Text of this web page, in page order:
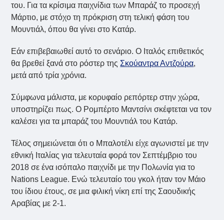
του. Για τα κρίσιμα παιχνίδια των Μπαράζ το προσεχή
Μάρτιο, με στόχο τη πρόκριση στη τελική φάση του
Μουντιάλ, όπου θα γίνει στο Κατάρ.
Εάν επιβεβαιωθεί αυτό το σενάριο. Ο Ιταλός επιθετικός
θα βρεθεί ξανά στο ρόστερ της Σκούαντρα Αντζούρα,
μετά από τρία χρόνια.
Σύμφωνα μάλιστα, με κορυφαίο ρεπόρτερ στην χώρα,
υποστηρίζει πως. Ο Ρομπέρτο Μαντσίνι σκέφτεται να τον
καλέσει για τα μπαράζ του Μουντιάλ του Κατάρ.
Τέλος σημειώνεται ότι ο Μπαλοτέλι είχε αγωνιστεί με την
εθνική Ιταλίας για τελευταία φορά τον Σεπτέμβριο του
2018 σε ένα ισόπαλο παιχνίδι με την Πολωνία για το
Nations League. Ενώ τελευταίο του γκολ ήταν τον Μάιο
του ίδιου έτους, σε μια φιλική νίκη επί της Σαουδικής
Αραβίας με 2-1.